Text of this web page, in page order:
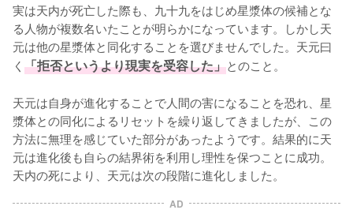
実は天内が死亡した際も、九十九をはじめ星漿体の候補とな
る人物が複数名いたことが明らかになっています。しかし天
元は他の星漿体と同化することを選びませんでした。天元曰
く 「拒否というより現実を受容した」とのこと。
天元は自身が進化することで人間の害になることを恐れ、星
漿体との同化によるリセットを繰り返してきましたが、この
方法に無理を感じていた部分があったようです。結果的に天
元は進化後も自らの結界術を利用し理性を保つことに成功。
天内の死により、天元は次の段階に進化しました。
AD